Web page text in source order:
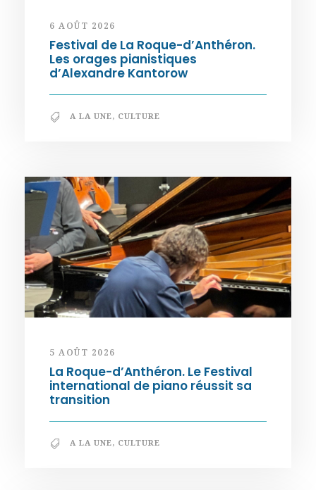
6 AOÛT 2026
Festival de La Roque-d’Anthéron.
Les orages pianistiques
d’Alexandre Kantorow
A LA UNE, CULTURE
5 AOÛT 2026
La Roque-d’Anthéron. Le Festival
international de piano réussit sa
transition
A LA UNE, CULTURE